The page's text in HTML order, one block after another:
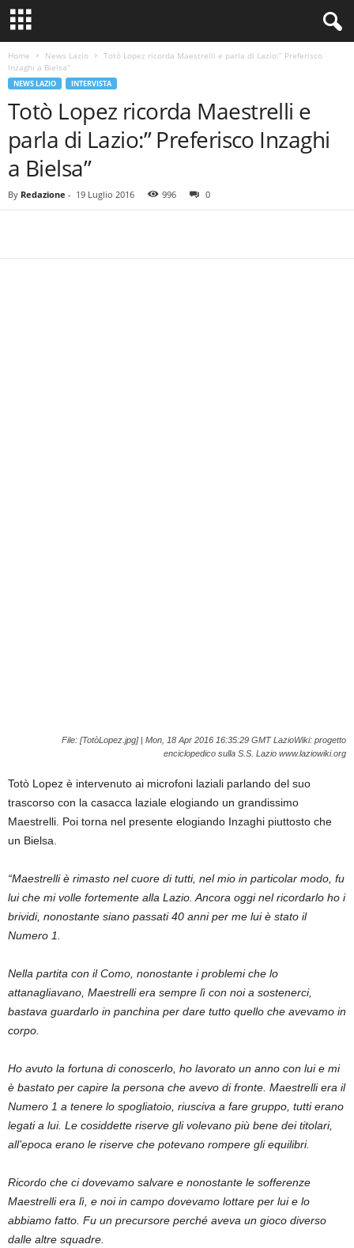
Home News Lazio
Totò Lopez ricorda Maestrelli e parla di Lazio:” Preferisco
Inzaghi a Bielsa”
NEWS LAZIO INTERVISTA
Totò Lopez ricorda Maestrelli e
parla di Lazio:” Preferisco Inzaghi
a Bielsa”
By Redazione - 19 Luglio 2016 996 0
File: [TotòLopez.jpg] | Mon, 18 Apr 2016 16:35:29 GMT LazioWiki: progetto
enciclopedico sulla S.S. Lazio www.laziowiki.org
Totò Lopez è intervenuto ai microfoni laziali parlando del suo
trascorso con la casacca laziale elogiando un grandissimo
Maestrelli. Poi torna nel presente elogiando Inzaghi piuttosto che
un Bielsa.
“Maestrelli è rimasto nel cuore di tutti, nel mio in particolar modo, fu
lui che mi volle fortemente alla Lazio. Ancora oggi nel ricordarlo ho i
brividi, nonostante siano passati 40 anni per me lui è stato il
Numero 1.
Nella partita con il Como, nonostante i problemi che lo
attanagliavano, Maestrelli era sempre lì con noi a sostenerci,
bastava guardarlo in panchina per dare tutto quello che avevamo in
corpo.
Ho avuto la fortuna di conoscerlo, ho lavorato un anno con lui e mi
è bastato per capire la persona che avevo di fronte. Maestrelli era il
Numero 1 a tenere lo spogliatoio, riusciva a fare gruppo, tutti erano
legati a lui. Le cosiddette riserve gli volevano più bene dei titolari,
all’epoca erano le riserve che potevano rompere gli equilibri.
Ricordo che ci dovevamo salvare e nonostante le sofferenze
Maestrelli era lì, e noi in campo dovevamo lottare per lui e lo
abbiamo fatto. Fu un precursore perché aveva un gioco diverso
dalle altre squadre.